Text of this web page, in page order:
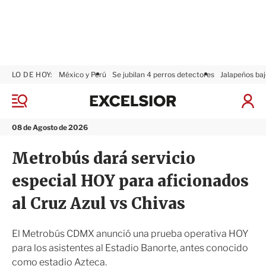
M
n
08 de Agosto de 2026
LO DE HOY: México y Perú Se jubilan 4 perros detectores Jalapeños
I
S
ó
x
i
o
r
Metrobús dará servicio
especial HOY para aficionados
al Cruz Azul vs Chivas
El Metrobús CDMX anunció una prueba operativa HOY
para los asistentes al Estadio Banorte, antes conocido
como estadio Azteca.